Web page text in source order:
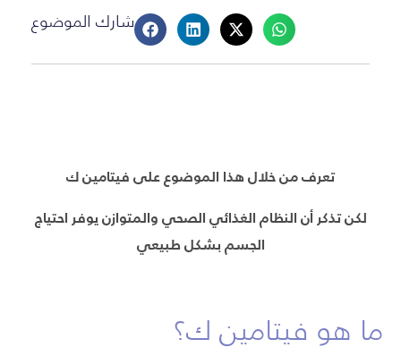
شارك الموضوع
تعرف من خلال هذا الموضوع على فيتامين ك
لكن تذكر أن النظام الغذائي الصحي والمتوازن يوفر احتياج
الجسم بشكل طبيعي
ما هو فيتامين ك؟